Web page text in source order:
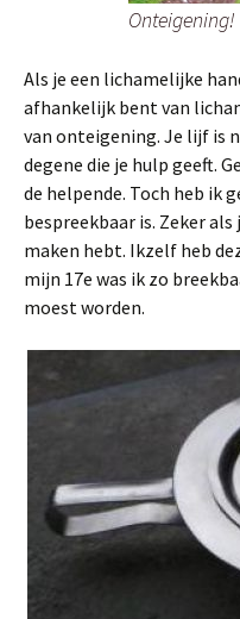
Onteigening!
Als je een lichamelijke
afhankelijk bent van
van onteigening. Je lijf is
degene die je hulp geeft.
de helpende. Toch heb
bespreekbaar is. Zeker
maken hebt. Ikzelf heb
mijn 17e was ik zo
moest worden.